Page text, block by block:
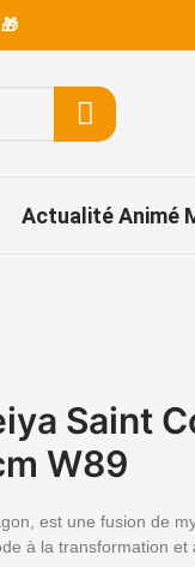
Actualité Animé
Saint
W89
est une fusion de
à la transformation et